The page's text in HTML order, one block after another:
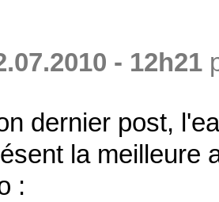
- 12h21
dernier post,
la meilleure
: